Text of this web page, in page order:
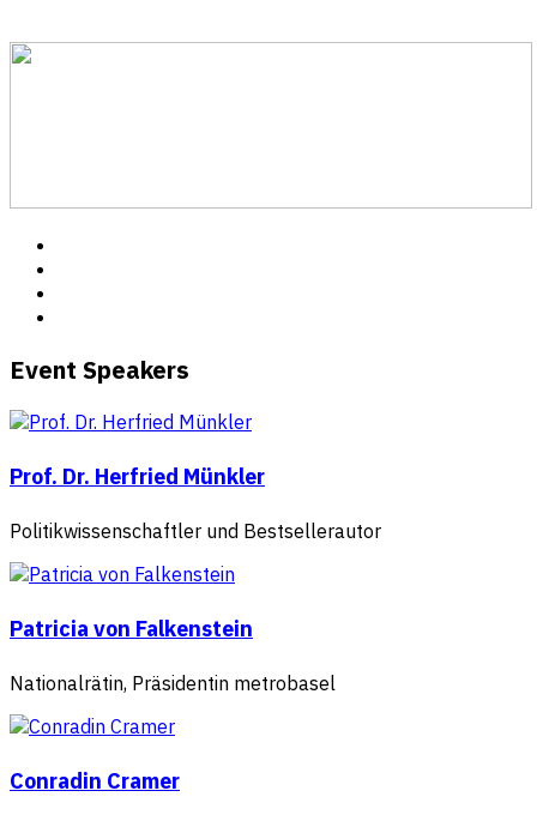
Event Speakers
Prof. Dr. Herfried Münkler
Politikwissenschaftler und Bestsellerautor
Patricia von Falkenstein
Nationalrätin, Präsidentin metrobasel
Conradin Cramer